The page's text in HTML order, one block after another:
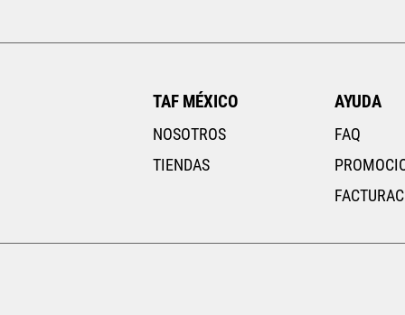
TAF MÉXICO
NOSOTROS
TIENDAS
AYUDA
FAQ